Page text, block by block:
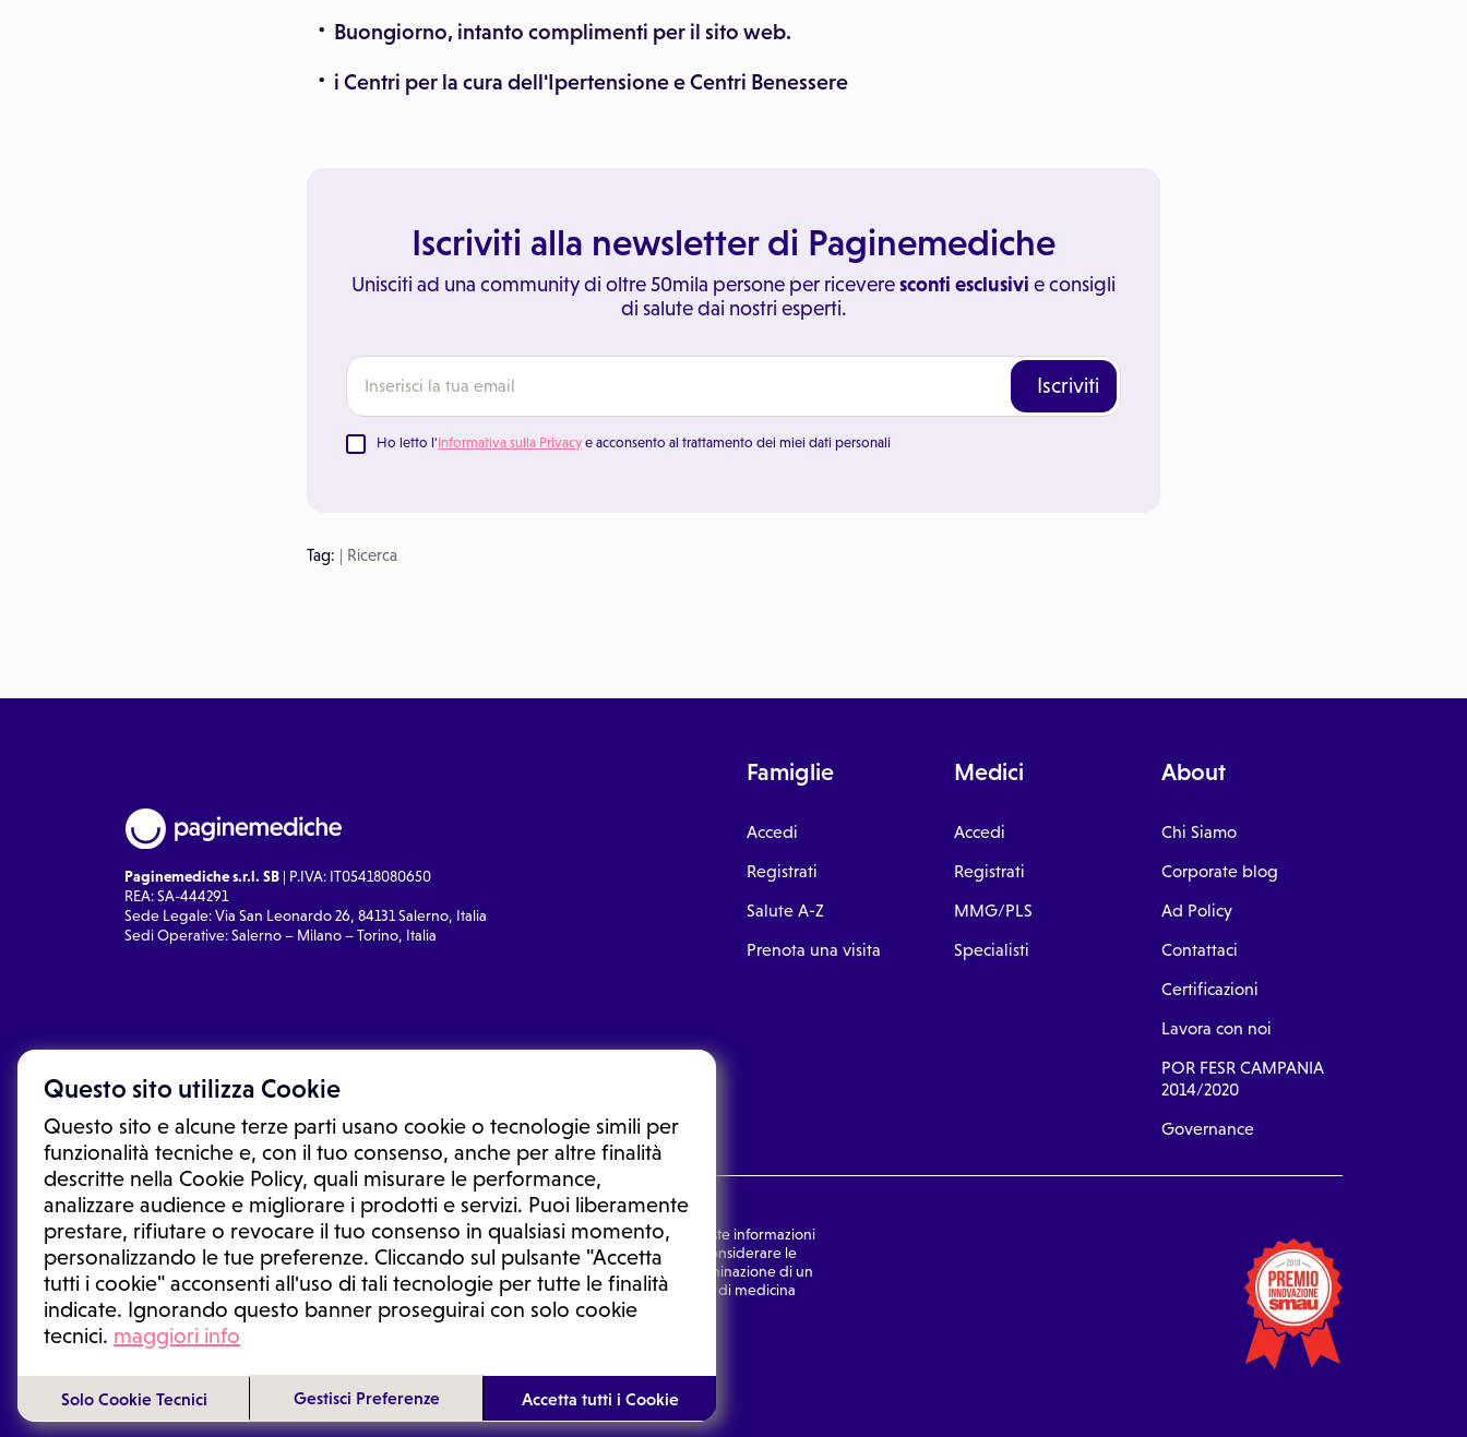
Questo sito utilizza Cookie
Questo sito e alcune terze parti usano cookie o tecnologie simili per
funzionalità tecniche e, con il tuo consenso, anche per altre finalità
descritte nella Cookie Policy, quali misurare le performance,
analizzare audience e migliorare i prodotti e servizi. Puoi liberamente
prestare, rifiutare o revocare il tuo consenso in qualsiasi momento,
personalizzando le tue preferenze. Cliccando sul pulsante "Accetta
tutti i cookie" acconsenti all'uso di tali tecnologie per tutte le finalità
indicate. Ignorando questo banner proseguirai con solo cookie
tecnici. maggiori info
Solo Cookie Tecnici Gestisci Preferenze Accetta tutti i Cookie
Buongiorno, intanto complimenti per il sito web.
i Centri per la cura dell'Ipertensione e Centri Benessere
Iscriviti alla newsletter di Paginemediche
Unisciti ad una community di oltre 50mila persone per riceveresconti esclusivi e consigli
di salute dai nostri esperti.
Iscriviti
Ho letto l'Informativa sulla Privacy e acconsento al trattamento dei miei dati personali
Tag: | Ricerca
Paginemediche s.r.l. SB | P.IVA: IT05418080650
REA: SA-444291
Sede Legale: Via San Leonardo 26, 84131 Salerno, Italia
Sedi Operative: Salerno – Milano – Torino, Italia
Famiglie
Accedi
Registrati
Salute A-Z
Prenota una visita
Medici
Accedi
Registrati
MMG/PLS
Specialisti
About
Chi Siamo
Corporate blog
Ad Policy
Contattaci
Certificazioni
Lavora con noi
POR FESR CAMPANIA
2014/2020
Governance
Le informazioni proposte in questo sito non sono un consulto medico. In nessun caso, queste informazioni
sostituiscono un consulto, una visita o una diagnosi formulata dal medico. Non si devono considerare le
informazioni disponibili come suggerimenti per la formulazione di una diagnosi, la determinazione di un
trattamento o l'assunzione o sospensione di un farmaco senza prima consultare un medico di medicina
generale o uno specialista.
Condizioni di utilizzo